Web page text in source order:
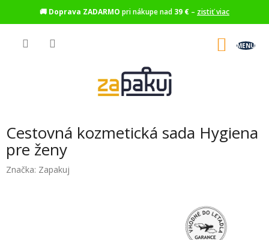
🚚 Doprava ZADARMO pri nákupe nad 39 € – zistiť viac
Cestovná kozmetická sada Hygiena
pre ženy
Značka: Zapakuj